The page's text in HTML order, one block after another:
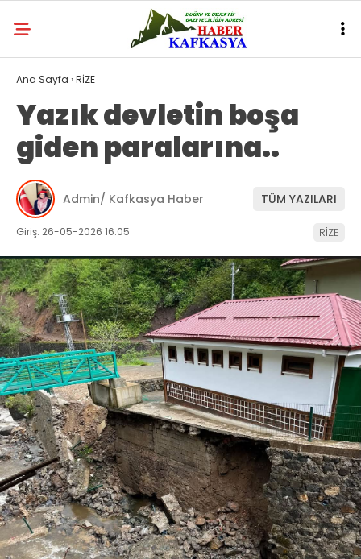
Ana Sayfa ›RİZE
Yazık devletin boşa
giden paralarına..
Admin/ Kafkasya Haber TÜM YAZILARI
Giriş: 26-05-2026 16:05 RİZE